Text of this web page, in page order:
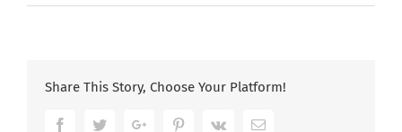
Share This Story, Choose Your Platform!
FacebookTwitterGoogle+ PinterestVk Email